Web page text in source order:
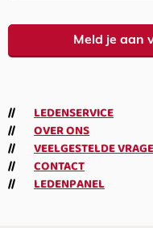
Meld je aan
LEDENSERVICE
OVER ONS
VEELGESTELDE
CONTACT
LEDENPANEL